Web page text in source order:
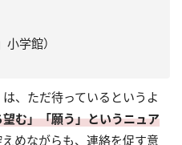
学館）
、ただ待っているというよ
む」「願う」というニュア
めながらも、連絡を促す意